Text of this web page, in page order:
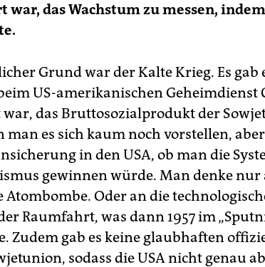
war, das Wachstum zu messen,
Grund war der Kalte Krieg. Es gab
US-amerikanischen Geheimdienst
das Bruttosozialprodukt der
man es sich kaum noch vorstellen,
in den USA, ob man die
gewinnen würde. Man denke nur
Atombombe. Oder an die
Raumfahrt, was dann 1957 im
Zudem gab es keine glaubhaften
sodass die USA nicht genau